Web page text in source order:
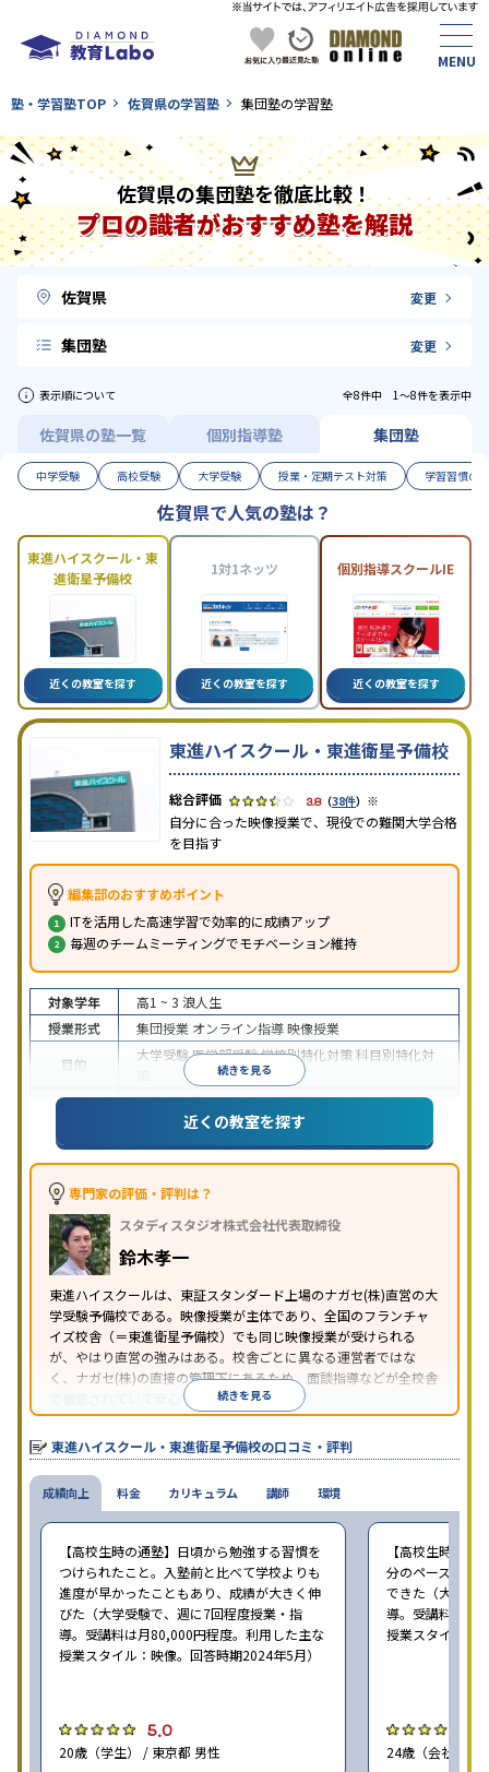
塾・学習塾TOP 佐賀県の学習塾 集団塾の学習塾
佐賀県の集団塾を徹底比較！
プロの識者がおすすめ塾を解説
佐賀県 変更
集団塾 変更
表示順について 全8件中 1〜8件を表示中
佐賀県の塾一覧 個別指導塾 集団塾
中学受験 高校受験 大学受験 授業・定期テスト対策 学習習慣の
佐賀県で人気の塾は？
東進ハイスクール・東
進衛星予備校
近くの教室を探す
1対1ネッツ
近くの教室を探す
個別指導スクールIE
近くの教室を探す
東進ハイスクール・東進衛星予備校
3.8（38件） ※
自分に合った映像授業で、現役での難関大学合格
を目指す
編集部のおすすめポイント
ITを活用した高速学習で効率的に成績アップ
毎週のチームミーティングでモチベーション維持
続きを見る
対象学年 高1 ~ 3 浪人生
授業形式
集団授業 オンライン指導映像授業
目的
大学受験医学部受験学校別特化対策科目別特化対
特待生・奨学金制度あり授業の振替可能学習に
PC・タブレットを利用1科目から受講可能
習のみの受講可
※2024年6月調査。大学受験塾・予備校のアンケート調査方法を参照
近くの教室を探す
専門家の評価・評判は？
スタディスタジオ株式会社代表取締役
鈴木孝一
東進ハイスクールは、東証スタンダード上場のナガセ(株)直営の大
学受験予備校である。映像授業が主体であり、全国のフランチャ
イズ校舎（＝東進衛星予備校）でも同じ映像授業が受けられる
が、やはり直営の強みはある。校舎ごとに異なる運営者ではな
く、ナガセ(株)の直接の管理下にあるため、面談指導などが全校舎
で徹底されていて安心できる。
東進衛星予備校は、運営会社により指導方針や校舎のルールが異
なる。体験授業では、授業のみで判断するのではなく、担当者や
校舎雰囲気、校舎での合格実績などを確認すると良いだろう。
続きを見る
東進ハイスクール・東進衛星予備校の口コミ・評判
成績向上
【高校生時の通塾】日頃から勉強する習慣を
つけられたこと。入塾前と比べて学校よりも
進度が早かったこともあり、成績が大きく伸
びた（大学受験で、週に7回程度授業・指
導。受講料は月80,000円程度。利用した主な
授業スタイル：映像。回答時期2024年5月）
5.0
20歳（学生） / 東京都 男性
【高校生時の通
分のペースで進
できた（大学受
導。受講料は月
授業スタイル：
24歳（会社員<
料金 カリキュラム 講師 環境